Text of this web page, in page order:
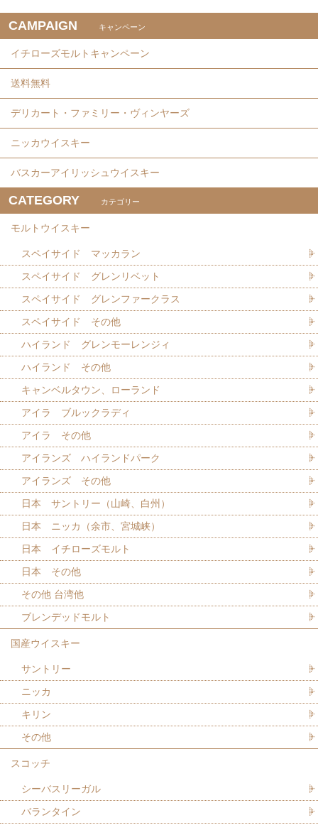
CAMPAIGN キャンペーン
イチローズモルトキャンペーン
送料無料
デリカート・ファミリー・ヴィンヤーズ
ニッカウイスキー
バスカーアイリッシュウイスキー
CATEGORY カテゴリー
モルトウイスキー
スペイサイド マッカラン
スペイサイド グレンリベット
スペイサイド グレンファークラス
スペイサイド その他
ハイランド グレンモーレンジィ
ハイランド その他
キャンベルタウン、ローランド
アイラ ブルックラディ
アイラ その他
アイランズ ハイランドパーク
アイランズ その他
日本 サントリー（山崎、白州）
日本 ニッカ（余市、宮城峡）
日本 イチローズモルト
日本 その他
その他 台湾他
ブレンデッドモルト
国産ウイスキー
サントリー
ニッカ
キリン
その他
スコッチ
シーバスリーガル
バランタイン